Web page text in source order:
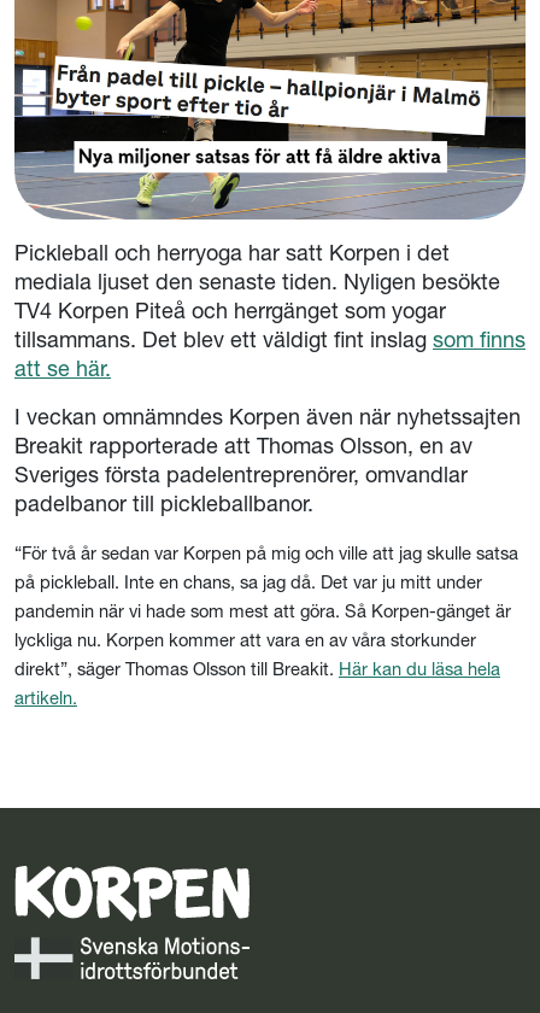
Pickleball och herryoga har satt Korpen i det
mediala ljuset den senaste tiden. Nyligen besökte
TV4 Korpen Piteå och herrgänget som yogar
tillsammans. Det blev ett väldigt fint inslag som finns
att se här.
I veckan omnämndes Korpen även när nyhetssajten
Breakit rapporterade att Thomas Olsson, en av
Sveriges första padelentreprenörer, omvandlar
padelbanor till pickleballbanor.
“För två år sedan var Korpen på mig och ville att jag skulle satsa
på pickleball. Inte en chans, sa jag då. Det var ju mitt under
pandemin när vi hade som mest att göra. Så Korpen-gänget är
lyckliga nu. Korpen kommer att vara en av våra storkunder
direkt”, säger Thomas Olsson till Breakit. Här kan du läsa hela
artikeln.